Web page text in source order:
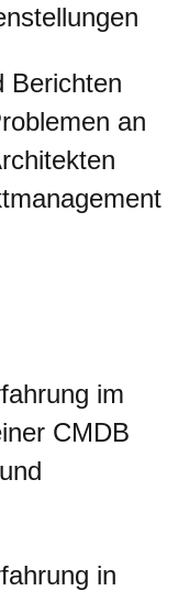
Berichten
an
im
CMDB
in